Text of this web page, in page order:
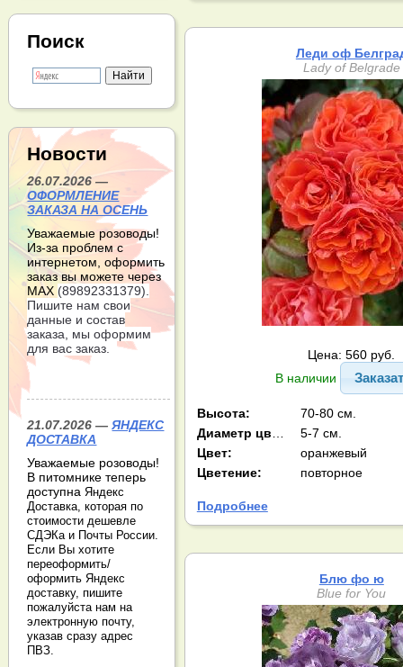
Леди оф
Lady of Belgrade
Цена: 560 руб.
В наличии
Высота:
70-80 см.
5-7 см.
Цвет:
оранжевый
Цветение:
повторное
Подробнее
Блю фо ю
Blue for You
Поиск
Новости
26.07.2026 —
ОФОРМЛЕНИЕ
ЗАКАЗА НА ОСЕНЬ
Уважаемые розоводы!
Из-за проблем с
интернетом, оформить
заказ вы можете через
МАХ (89892331379).
Пишите нам свои
данные и состав
заказа, мы оформим
для вас заказ.
21.07.2026 —ЯНДЕКС
ДОСТАВКА
Уважаемые розоводы!
В питомнике теперь
доступнаЯндекс
Доставка, которая по
стоимости дешевле
СДЭКа и Почты России.
Если Вы хотите
переоформить/
оформить Яндекс
доставку, пишите
пожалуйста нам на
электронную почту,
указав сразу адрес
ПВЗ.